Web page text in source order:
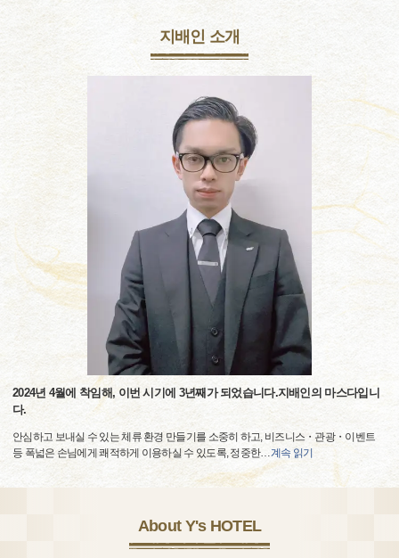
지배인 소개
2024년 4월에 착임해, 이번 시기에 3년째가 되었습니다.지배인의 마스다입니
다.
안심하고 보내실 수 있는 체류 환경 만들기를 소중히 하고, 비즈니스・관광・이벤트
등 폭넓은 손님에게 쾌적하게 이용하실 수 있도록, 정중한…계속 읽기
About Y's HOTEL